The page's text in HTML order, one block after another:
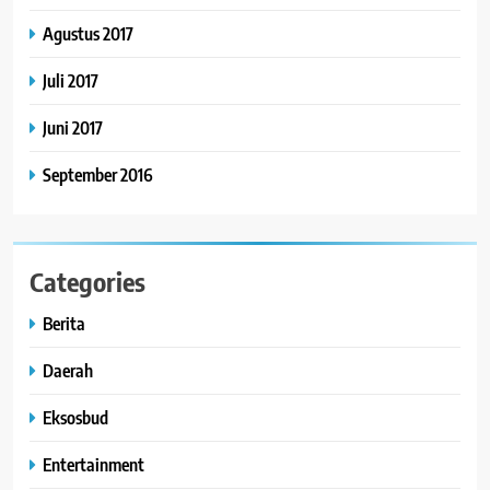
Agustus 2017
Juli 2017
Juni 2017
September 2016
Categories
Berita
Daerah
Eksosbud
Entertainment